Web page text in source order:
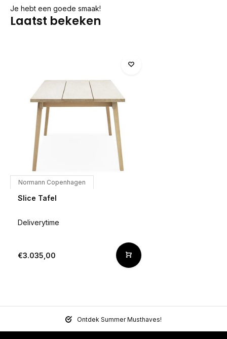
Je hebt een goede smaak!
Laatst bekeken
Normann Copenhagen
Slice Tafel
Deliverytime
€3.035,00
Ontdek Summer Musthaves!